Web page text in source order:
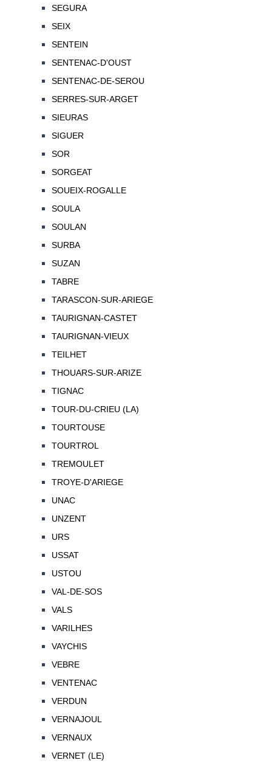
SEGURA
SEIX
SENTEIN
SENTENAC-D'OUST
SENTENAC-DE-SEROU
SERRES-SUR-ARGET
SIEURAS
SIGUER
SOR
SORGEAT
SOUEIX-ROGALLE
SOULA
SOULAN
SURBA
SUZAN
TABRE
TARASCON-SUR-ARIEGE
TAURIGNAN-CASTET
TAURIGNAN-VIEUX
TEILHET
THOUARS-SUR-ARIZE
TIGNAC
TOUR-DU-CRIEU (LA)
TOURTOUSE
TOURTROL
TREMOULET
TROYE-D'ARIEGE
UNAC
UNZENT
URS
USSAT
USTOU
VAL-DE-SOS
VALS
VARILHES
VAYCHIS
VEBRE
VENTENAC
VERDUN
VERNAJOUL
VERNAUX
VERNET (LE)